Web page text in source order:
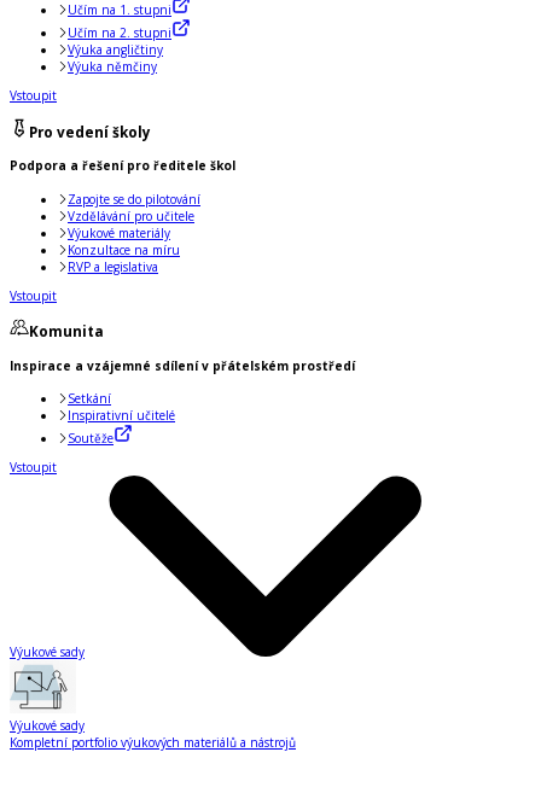
Učím na 1. stupni
Učím na 2. stupni
Výuka angličtiny
Výuka němčiny
Vstoupit
Pro vedení školy
Podpora a řešení pro ředitele škol
Zapojte se do pilotování
Vzdělávání pro učitele
Výukové materiály
Konzultace na míru
RVP a legislativa
Vstoupit
Komunita
Inspirace a vzájemné sdílení v přátelském prostředí
Setkání
Inspirativní učitelé
Soutěže
Vstoupit
Výukové sady
Výukové sady
Kompletní portfolio výukových materiálů a nástrojů